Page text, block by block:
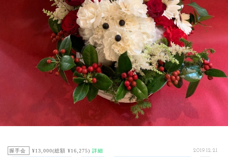
握手会 ¥13,000(総額 ¥16,275) 詳細 2019.12.21